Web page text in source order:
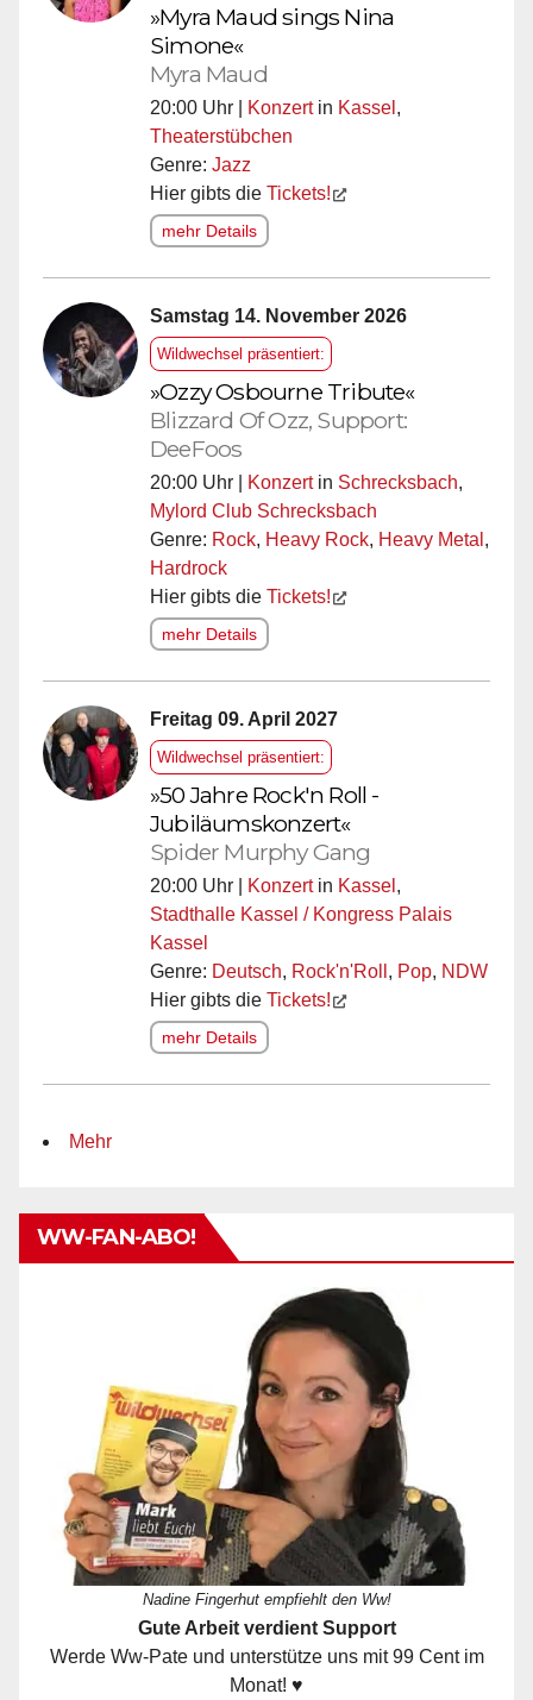
»Myra Maud sings Nina
Simone«
Myra Maud
20:00 Uhr | Konzertin Kassel ,
Theaterstübchen
Genre: Jazz
Hier gibts die Tickets!
mehr Details
Samstag 14. November 2026
Wildwechsel präsentiert:
»Ozzy Osbourne Tribute«
Blizzard Of Ozz, Support:
DeeFoos
20:00 Uhr | Konzertin Schrecksbach,
Mylord Club Schrecksbach
Genre: Rock, Heavy Rock, Heavy Metal ,
Hardrock
Hier gibts die Tickets!
mehr Details
Freitag 09. April 2027
Wildwechsel präsentiert:
»50 Jahre Rock'n Roll -
Jubiläumskonzert«
Spider Murphy Gang
20:00 Uhr | Konzertin Kassel ,
Stadthalle Kassel / Kongress Palais
Kassel
Genre: Deutsch, Rock'n'Roll , Pop, NDW
Hier gibts die Tickets!
mehr Details
Mehr
WW-FAN-ABO!
Nadine Fingerhut empfiehlt den Ww!
Gute Arbeit verdient Support
Werde Ww-Pate und unterstütze uns mit 99 Cent im
Monat! ♥